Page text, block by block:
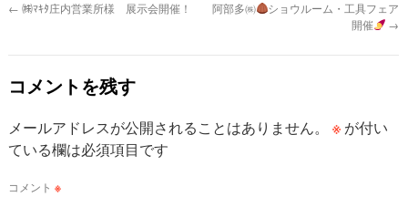
← ㈱ﾏｷﾀ庄内営業所様 展示会開催！ 阿部多㈱
ショウルーム・工具フェア
開催
→
コメントを残す
メールアドレスが公開されることはありません。 ※ が付い
ている欄は必須項目です
コメント※